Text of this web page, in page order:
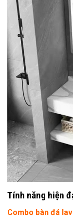
Tính năng hiện
Combo bàn đá